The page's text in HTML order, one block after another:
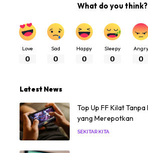
What do you think?
Love
0
Sad
0
Happy
0
Sleepy
0
Angry
0
Latest News
Top Up FF Kilat
yang Merepotkan
SEKITAR KITA